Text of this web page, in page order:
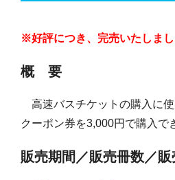
※好評につき、完売いたしま
概 要
高速バスチケットの購入に
クーポン券を3,000円で購入で
販売期間／販売冊数／